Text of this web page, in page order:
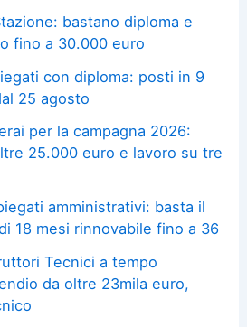
bastano diploma e
fino a 30.000 euro
con diploma: posti in 9
25 agosto
per la campagna 2026:
25.000 euro e lavoro su tre
amministrativi: basta il
18 mesi rinnovabile fino a 36
Tecnici a tempo
da oltre 23mila euro,